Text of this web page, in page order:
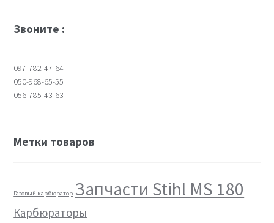
Звоните :
097-782-47-64
050-968-65-55
056-785-43-63
Метки товаров
Газовый карбюратор Запчасти Stihl MS 180
Карбюраторы